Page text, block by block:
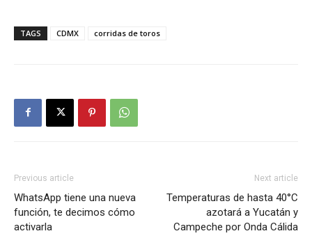
TAGS CDMX corridas de toros
Previous article
WhatsApp tiene una nueva
función, te decimos cómo
activarla
Next article
Temperaturas de hasta 40°C
azotará a Yucatán y
Campeche por Onda Cálida